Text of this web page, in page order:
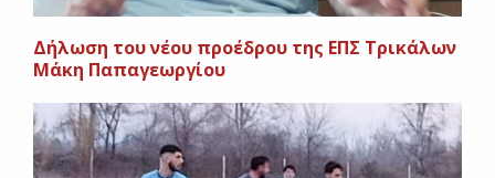
Δήλωση του νέου προέδρου της ΕΠΣ Τρικάλων
Μάκη Παπαγεωργίου